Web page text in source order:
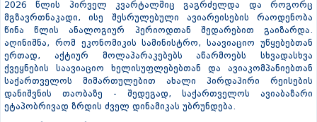
2026 წლის პირველ კვარტალშიც გაგრძელდა და როგორც
მგზავრთნაკადი, ისე შესრულებული ავიარეისების რაოდენობა
წინა წლის ანალოგიურ პერიოდთან შედარებით გაიზარდა.
აღინიშნა, რომ ეკონომიკის სამინისტრო, საავიაციო უწყებებთან
ერთად, აქტიურ მოლაპარაკებებს აწარმოებს სხვადასხვა
ქვეყნების საავიაციო ხელისუფლებებთან და ავიაკომპანიებთან
საქართველოს მიმართულებით ახალი პირდაპირი რეისების
დანიშვნის თაობაზე - შედეგად, საქართველოს ავიაბაზარი
ეტაპობრივად ზრდის ძველ დინამიკას უბრუნდება.